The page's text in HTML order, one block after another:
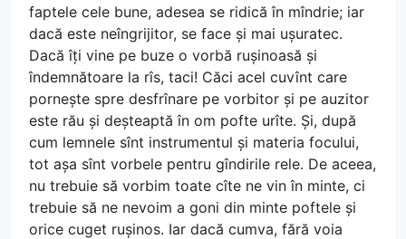
faptele cele bune, adesea se ridică în mîndrie; iar
dacă este neîngrijitor, se face și mai ușuratec.
Dacă îți vine pe buze o vorbă rușinoasă și
îndemnătoare la rîs, taci! Căci acel cuvînt care
pornește spre desfrînare pe vorbitor și pe auzitor
este rău și deșteaptă în om pofte urîte. Și, după
cum lemnele sînt instrumentul și materia focului,
tot așa sînt vorbele pentru gîndirile rele. De aceea,
nu trebuie să vorbim toate cîte ne vin în minte, ci
trebuie să ne nevoim a goni din minte poftele și
orice cuget rușinos. Iar dacă cumva, fără voia